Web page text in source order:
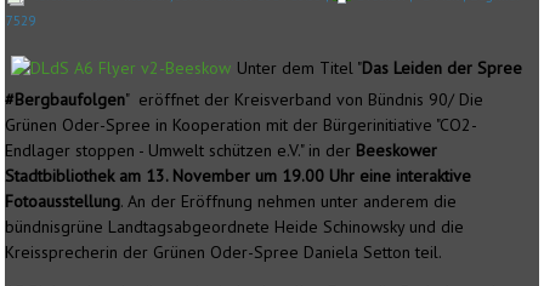
7529
Unter dem Titel "Das Leiden der Spree
#Bergbaufolgen" eröffnet der Kreisverband von Bündnis 90/ Die
Grünen Oder-Spree in Kooperation mit der Bürgerinitiative "CO2-
Endlager stoppen - Umwelt schützen e.V." in der Beeskower
Stadtbibliothek am 13. November um 19.00 Uhr eine interaktive
Fotoausstellung. An der Eröffnung nehmen unter anderem die
bündnisgrüne Landtagsabgeordnete Heide Schinowsky und die
Kreissprecherin der Grünen Oder-Spree Daniela Setton teil.